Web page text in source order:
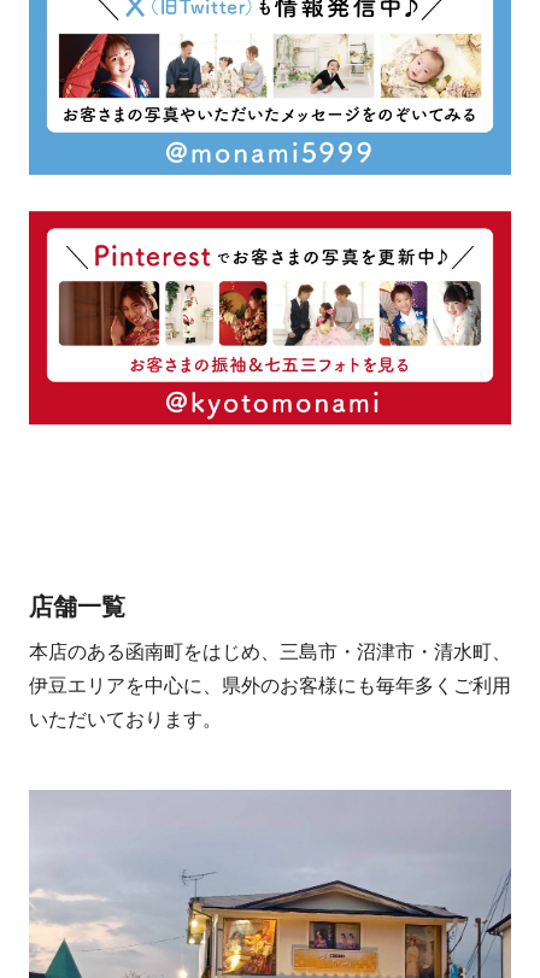
店舗一覧
本店のある函南町をはじめ、三島市・沼津市・清水町、
伊豆エリアを中心に、県外のお客様にも毎年多くご利用
いただいております。